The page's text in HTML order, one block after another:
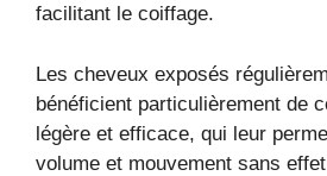
facilitant le coiffage.
Les cheveux exposés
bénéficient particulièrement de
légère et efficace, qui leur
volume et mouvement sans